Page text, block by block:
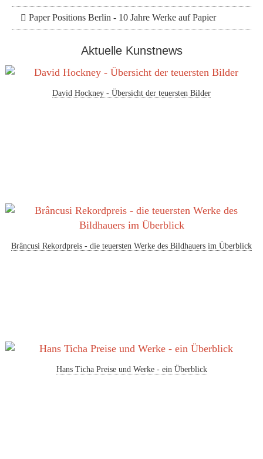
Paper Positions Berlin - 10 Jahre Werke auf Papier
Aktuelle Kunstnews
David Hockney - Übersicht der teuersten Bilder
Brâncusi Rekordpreis - die teuersten Werke des Bildhauers im Überblick
Hans Ticha Preise und Werke - ein Überblick